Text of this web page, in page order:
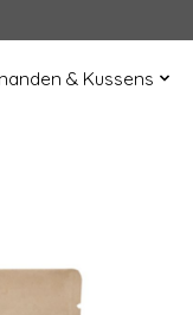
& Kussens